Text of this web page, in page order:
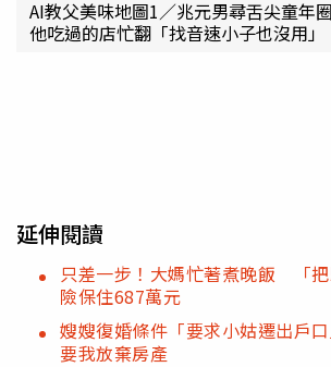
AI教父美味地圖1／兆元男尋舌尖童年
他吃過的店忙翻「找音速小子也沒用」
延伸閱讀
只差一步！大媽忙著煮晚飯 「
險保住687萬元
嫂嫂復婚條件「要求小姑遷出戶
要我放棄房產